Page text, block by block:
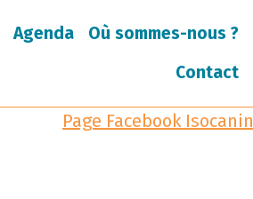
Agenda
Où sommes-nous ?
Contact
Page Facebook Isocanin